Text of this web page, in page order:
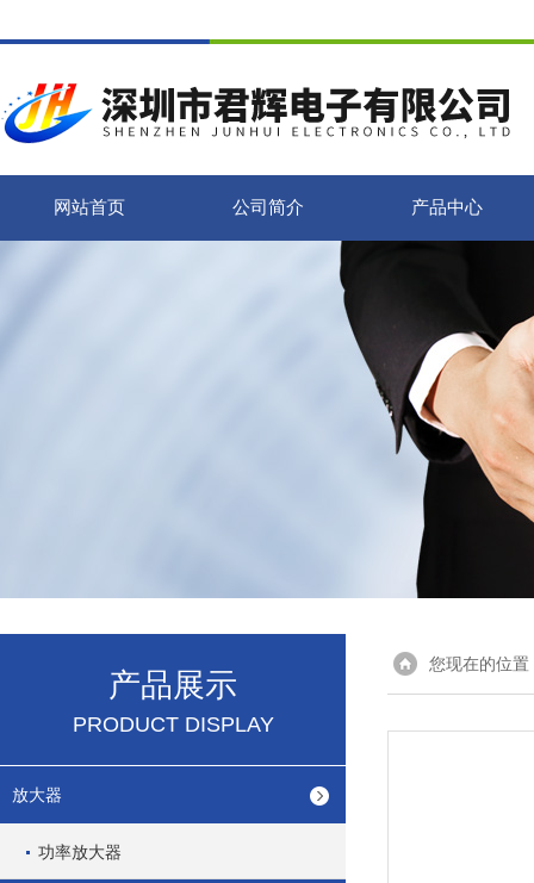
网站首页 公司简介 产品中心
产品展示
PRODUCT DISPLAY
放大器
功率放大器
您现在的位置